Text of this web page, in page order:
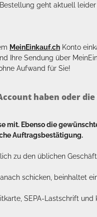
geht aktuell
MeinEinkauf.ch Konto
Ihre Sendung über
Aufwand für Sie!
haben oder
mit. Ebenso die
Auftragsbestätigung.
zu den üblichen
schicken, beinhaltet
SEPA-Lastschrift